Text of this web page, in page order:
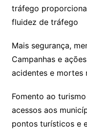
tráfego
fluidez de tráfego
Mais segurança,
Campanhas e
acidentes e mortes
Fomento ao
acessos aos
pontos turísticos e